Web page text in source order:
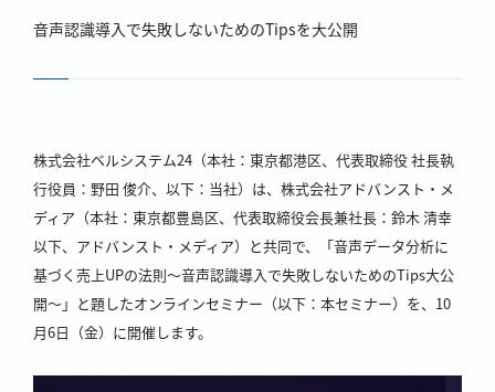
音声認識導入で失敗しないためのTipsを大公開
株式会社ベルシステム24（本社：東京都港区、代表取締役 社長執
行役員：野田 俊介、以下：当社）は、株式会社アドバンスト・メ
ディア（本社：東京都豊島区、代表取締役会長兼社長：鈴木 清幸
以下、アドバンスト・メディア）と共同で、「音声データ分析に
基づく売上UPの法則～音声認識導入で失敗しないためのTips大公
開～」と題したオンラインセミナー（以下：本セミナー）を、10
月6日（金）に開催します。